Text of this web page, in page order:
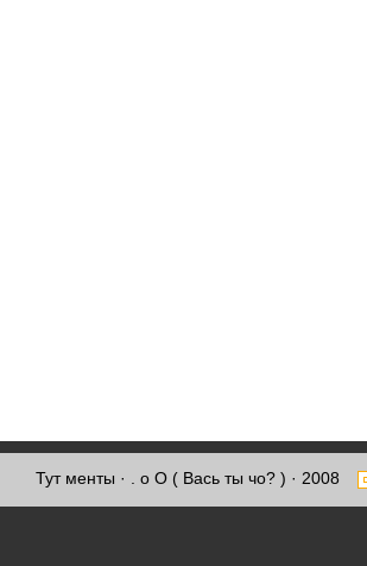
Тут менты · . о О ( Вась ты чо? ) · 2008